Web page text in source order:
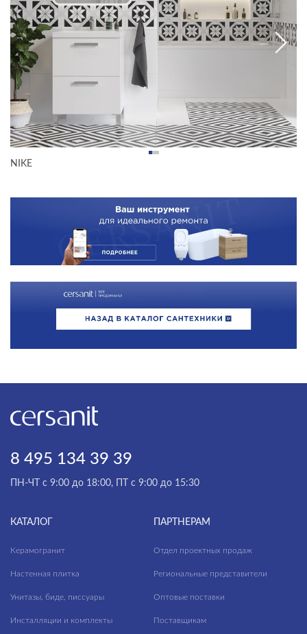
NIKE
8 495 134 39 39
ПН-ЧТ с 9:00 до 18:00, ПТ с 9:00 до 15:30
КАТАЛОГ
Керамогранит
Настенная плитка
Унитазы, биде, писсуары
Инсталляции и комплекты
ПАРТНЕРАМ
Отдел проектных продаж
Региональные представители
Оптовые поставки
Поставщикам